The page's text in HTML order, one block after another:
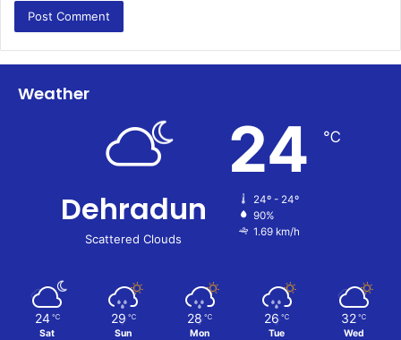
Weather
Dehradun
Scattered Clouds
24 ℃
24º - 24º
90%
1.69 km/h
24 ℃
Sat
29 ℃
Sun
28 ℃
Mon
26 ℃
Tue
32 ℃
Wed